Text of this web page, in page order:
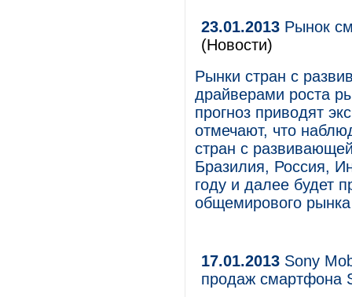
23.01.2013 Рынок
(Новости)
Рынки стран с
драйверами роста
прогноз приводят
отмечают, что
стран с
Бразилия, Россия,
году и далее будет
общемирового
17.01.2013 Sony
продаж смартфона